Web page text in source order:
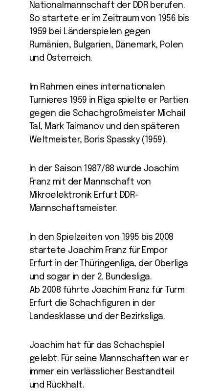
Nationalmannschaft der DDR berufen.
So startete er im Zeitraum von 1956 bis
1959 bei Länderspielen gegen
Rumänien, Bulgarien, Dänemark, Polen
und Österreich.
Im Rahmen eines internationalen
Turnieres 1959 in Riga spielte er Partien
gegen die Schachgroßmeister Michail
Tal, Mark Taimanov und den späteren
Weltmeister, Boris Spassky (1959).
In der Saison 1987/88 wurde Joachim
Franz mit der Mannschaft von
Mikroelektronik Erfurt DDR-
Mannschaftsmeister.
In den Spielzeiten von 1995 bis 2008
startete Joachim Franz für Empor
Erfurt in der Thüringenliga, der Oberliga
und sogar in der 2. Bundesliga.
Ab 2008 führte Joachim Franz für Turm
Erfurt die Schachfiguren in der
Landesklasse und der Bezirksliga.
Joachim hat für das Schachspiel
gelebt. Für seine Mannschaften war er
immer ein verlässlicher Bestandteil
und Rückhalt.